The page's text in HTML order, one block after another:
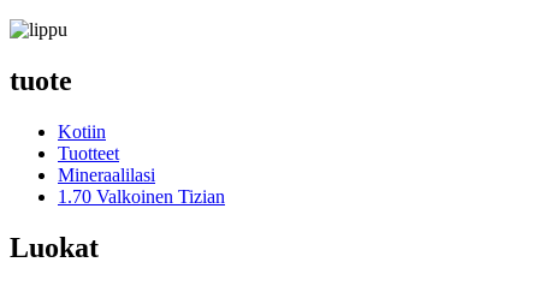
tuote
Kotiin
Tuotteet
Mineraalilasi
1.70 Valkoinen Tizian
Luokat